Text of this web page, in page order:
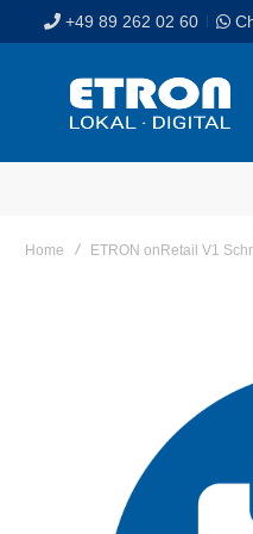
+49 89 262 02 60
Home ETRON onRetail V1